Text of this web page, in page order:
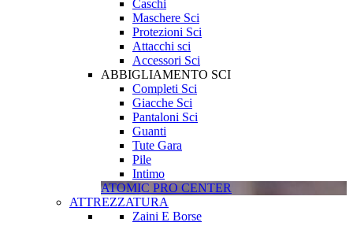
Caschi
Maschere Sci
Protezioni Sci
Attacchi sci
Accessori Sci
ABBIGLIAMENTO SCI
Completi Sci
Giacche Sci
Pantaloni Sci
Guanti
Tute Gara
Pile
Intimo
ATOMIC PRO CENTER
ATTREZZATURA
Zaini E Borse